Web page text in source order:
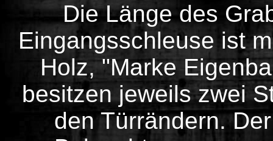
Die Länge des
Eingangsschleuse ist
Holz, "Marke
besitzen jeweils zwei
den Türrändern.